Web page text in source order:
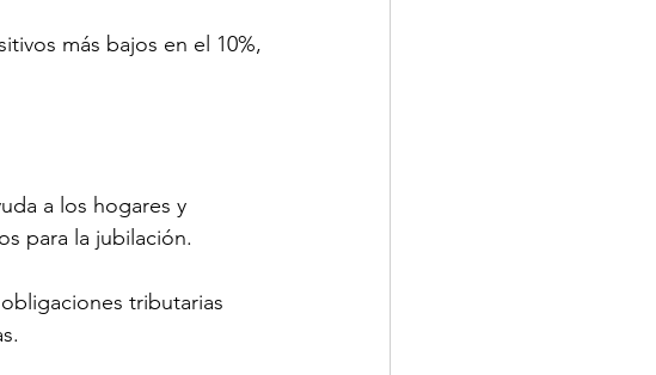
más bajos en el 10%,
a los hogares y
para la jubilación.
tributarias